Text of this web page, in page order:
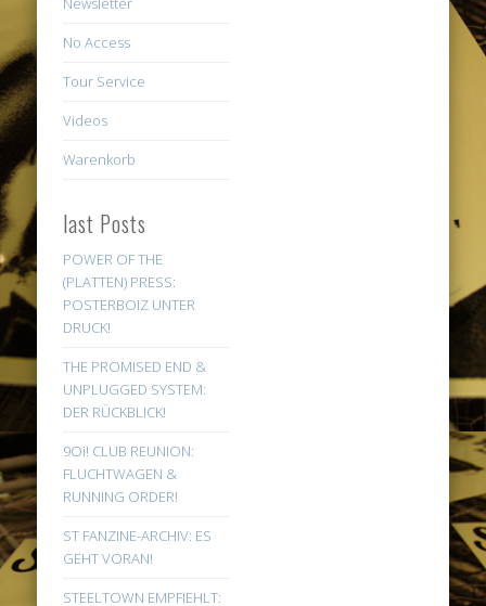
No Access
Tour Service
Videos
Warenkorb
last Posts
POWER OF THE
(PLATTEN) PRESS:
POSTERBOIZ UNTER
DRUCK!
THE PROMISED END &
UNPLUGGED SYSTEM:
DER RÜCKBLICK!
9Oi! CLUB REUNION:
FLUCHTWAGEN &
RUNNING ORDER!
ST FANZINE-ARCHIV: ES
GEHT VORAN!
STEELTOWN EMPFIEHLT: